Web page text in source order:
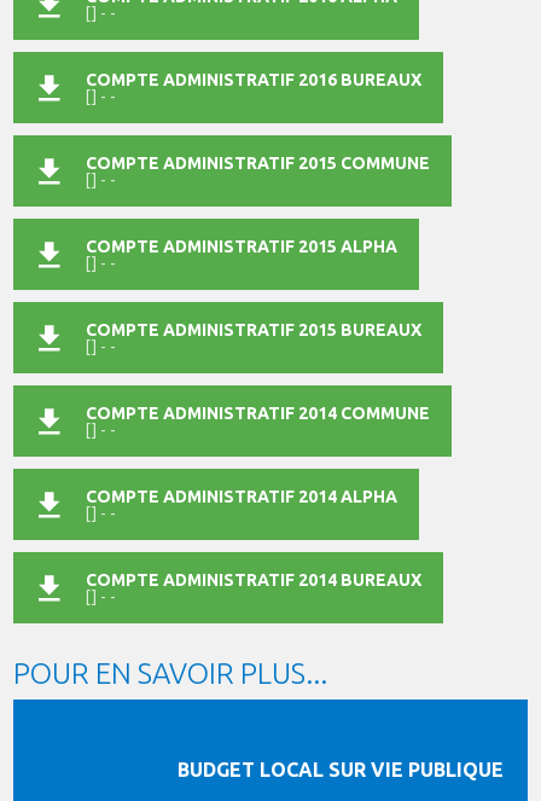
[] - -
COMPTE ADMINISTRATIF 2016 BUREAUX
[] - -
COMPTE ADMINISTRATIF 2015 COMMUNE
[] - -
COMPTE ADMINISTRATIF 2015 ALPHA
[] - -
COMPTE ADMINISTRATIF 2015 BUREAUX
[] - -
COMPTE ADMINISTRATIF 2014 COMMUNE
[] - -
COMPTE ADMINISTRATIF 2014 ALPHA
[] - -
COMPTE ADMINISTRATIF 2014 BUREAUX
[] - -
POUR EN SAVOIR PLUS...
BUDGET LOCAL SUR VIE PUBLIQUE